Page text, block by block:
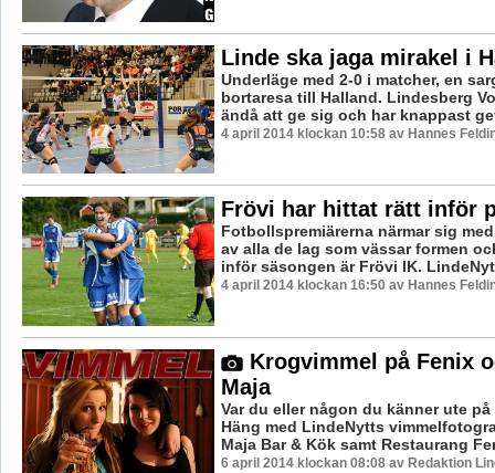
Linde ska jaga mirakel i
Underläge med 2-0 i matcher, en
bortaresa till Halland. Lindesberg
ändå att ge sig och har knappast
4 april 2014 klockan 10:58 av Hannes
Frövi har hittat rätt inför
Fotbollspremiärerna närmar sig
av alla de lag som vässar formen
inför säsongen är Frövi IK.
4 april 2014 klockan 16:50 av Hannes
Krogvimmel på Fenix
Maja
Var du eller någon du känner ute
Häng med LindeNytts
Maja Bar & Kök samt Restaurang
6 april 2014 klockan 08:08 av Redaktion